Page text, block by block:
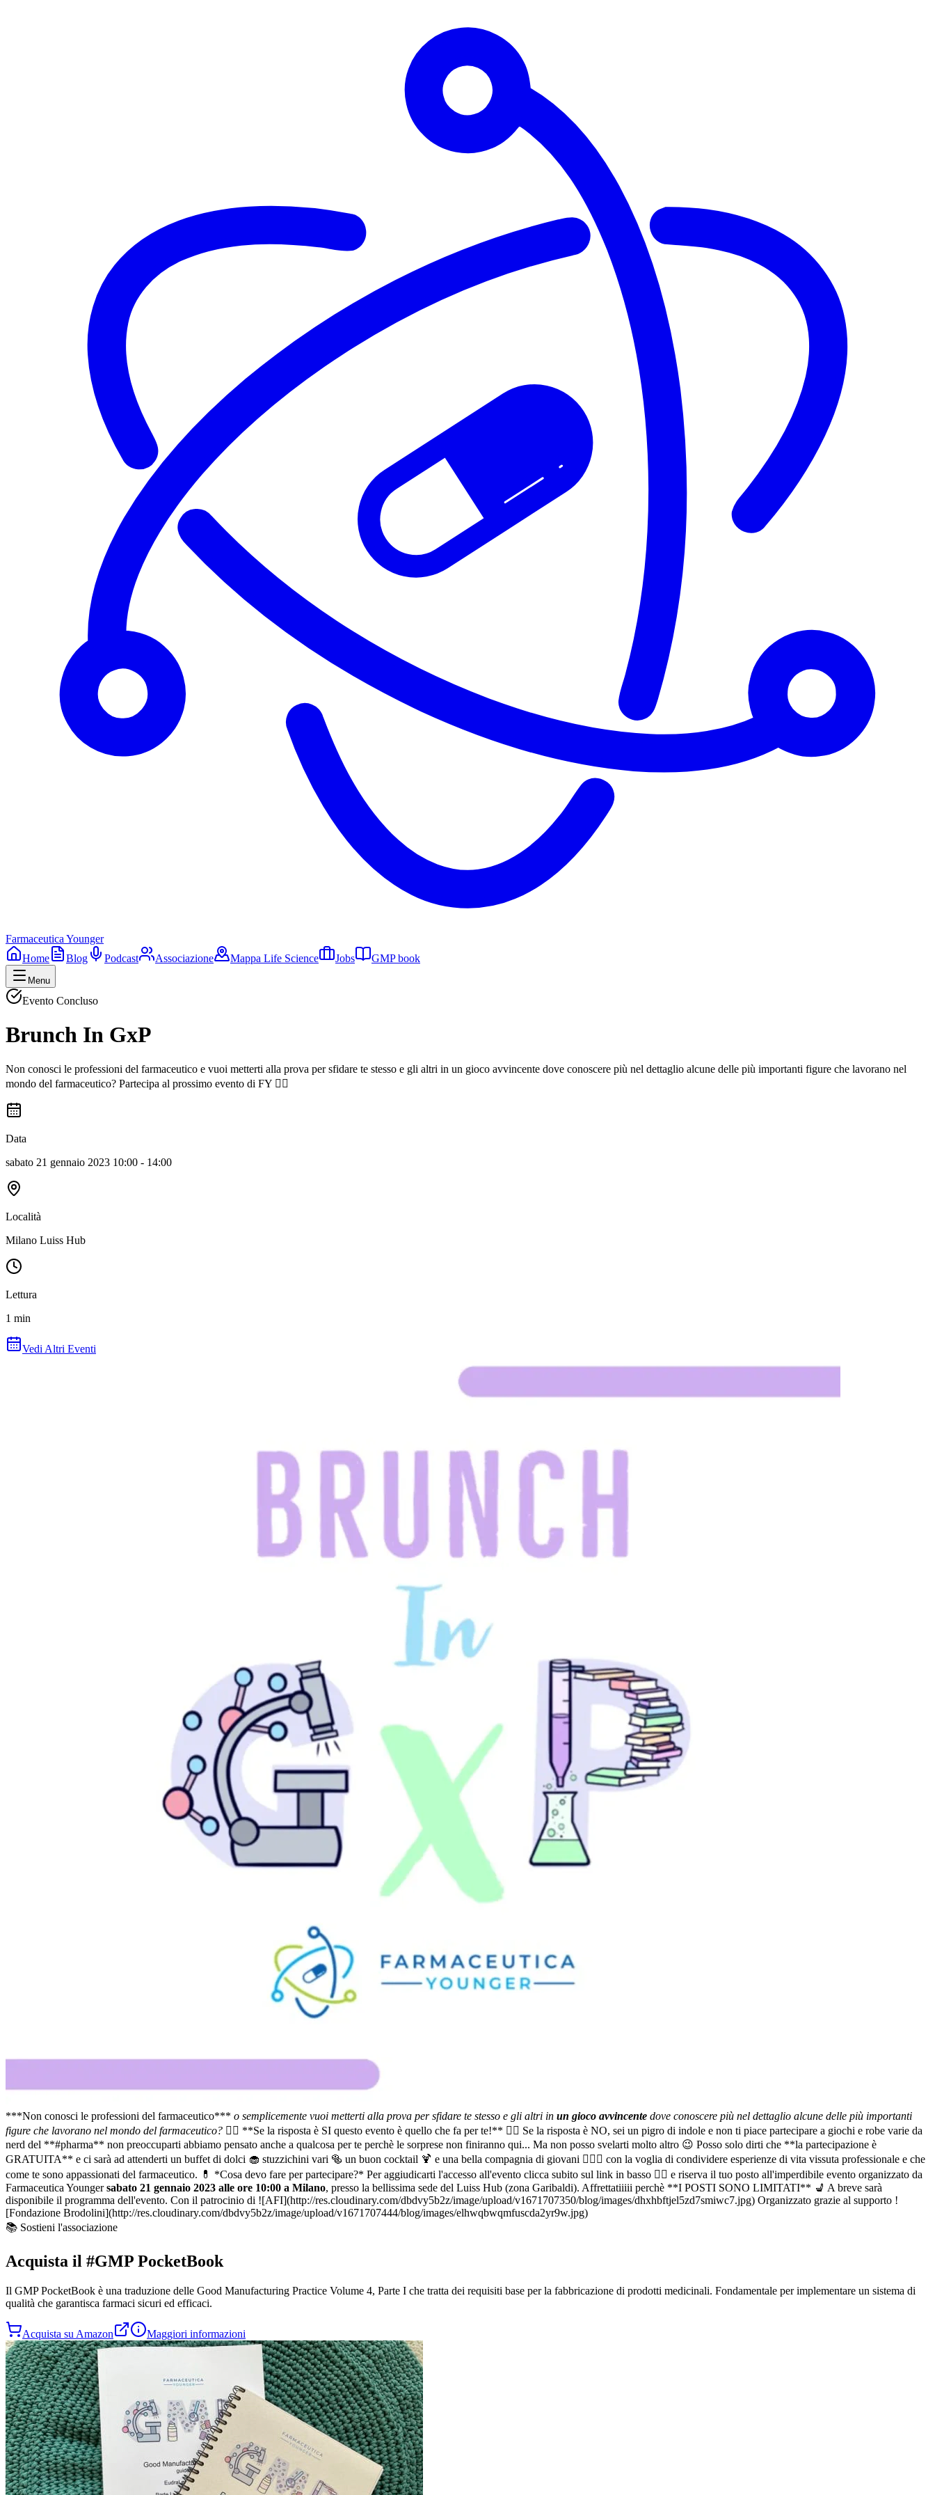
Farmaceutica Younger
Home
Blog Podcast Associazione Mappa Life Science Jobs GMP book
Menu
Evento Concluso
Brunch In GxP
Non conosci le professioni del farmaceutico e vuoi metterti alla prova per sfidare te stesso e gli altri in un gioco avvincente dove conoscere più nel dettaglio alcune delle più importanti figure che lavorano nel
mondo del farmaceutico? Partecipa al prossimo evento di FY ✌🏽
Data
sabato 21 gennaio 2023 10:00 - 14:00
Località
Milano Luiss Hub
Lettura
1 min
Vedi Altri Eventi
***Non conosci le professioni del farmaceutico*** o semplicemente vuoi metterti alla prova per sfidare te stesso e gli altri in un gioco avvincente dove conoscere più nel dettaglio alcune delle più importanti
figure che lavorano nel mondo del farmaceutico? 👍🏽 **Se la risposta è SI questo evento è quello che fa per te!** 👎🏻 Se la risposta è NO, sei un pigro di indole e non ti piace partecipare a giochi e robe varie da
nerd del **#pharma** non preoccuparti abbiamo pensato anche a qualcosa per te perchè le sorprese non finiranno qui... Ma non posso svelarti molto altro 😉 Posso solo dirti che **la partecipazione è
GRATUITA** e ci sarà ad attenderti un buffet di dolci 🧁 stuzzichini vari 🥯 un buon cocktail 🍹 e una bella compagnia di giovani 🙋🏻‍♀️ con la voglia di condividere esperienze di vita vissuta professionale e che
come te sono appassionati del farmaceutico. 💊 *Cosa devo fare per partecipare?* Per aggiudicarti l'accesso all'evento clicca subito sul link in basso 👇🏻 e riserva il tuo posto all'imperdibile evento organizzato da
Farmaceutica Youngersabato 21 gennaio 2023 alle ore 10:00 a Milano, presso la bellissima sede del Luiss Hub (zona Garibaldi). Affrettatiiiii perchè **I POSTI SONO LIMITATI** 💺 A breve sarà
disponibile il programma dell'evento. Con il patrocinio di ![AFI](http://res.cloudinary.com/dbdvy5b2z/image/upload/v1671707350/blog/images/dhxhbftjel5zd7smiwc7.jpg) Organizzato grazie al supporto !
[Fondazione Brodolini](http://res.cloudinary.com/dbdvy5b2z/image/upload/v1671707444/blog/images/elhwqbwqmfuscda2yr9w.jpg)
📚 Sostieni l'associazione
Acquista il #GMP PocketBook
Il GMP PocketBook è una traduzione delle Good Manufacturing Practice Volume 4, Parte I che tratta dei requisiti base per la fabbricazione di prodotti medicinali. Fondamentale per implementare un sistema di
qualità che garantisca farmaci sicuri ed efficaci.
Acquista su Amazon Maggiori informazioni